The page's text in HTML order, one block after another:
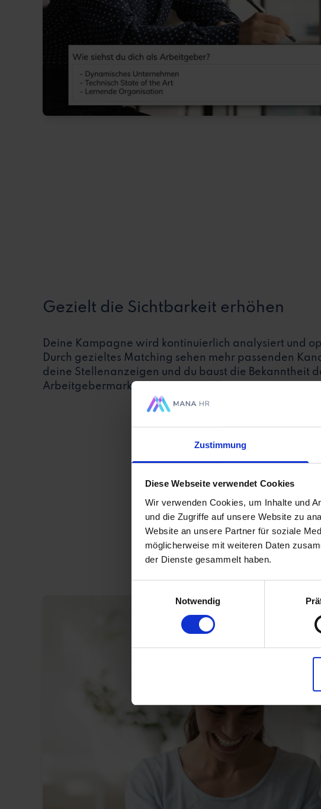
Zustimmung
Diese Webseite verwendet Cookies
Wir verwenden Cookies, um Inhalte und
und die Zugriffe auf unsere Website zu
Website an unsere Partner für soziale
möglicherweise mit weiteren Daten
der Dienste gesammelt haben.
Notwendig
Gezielt die Sichtbarkeit erhöhen
Deine Kampagne wird kontinuierlich analysiert und
Durch gezieltes Matching sehen mehr passenden
deine Stellenanzeigen und du baust die Bekanntheit
Arbeitgebermarke aus.